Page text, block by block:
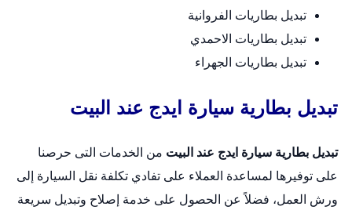
تبديل بطاريات الفروانية
تبديل بطاريات الاحمدي
تبديل بطاريات الجهراء
تبديل بطارية سيارة ايدج عند البيت
تبديل بطارية سيارة ايدج عند البيت من الخدمات التى حرصنا
على توفيرها لمساعدة العملاء على تفادي تكلفة نقل السيارة إلى
ورش العمل، فضلاً عن الحصول على خدمة إصلاح وتبديل سريعة